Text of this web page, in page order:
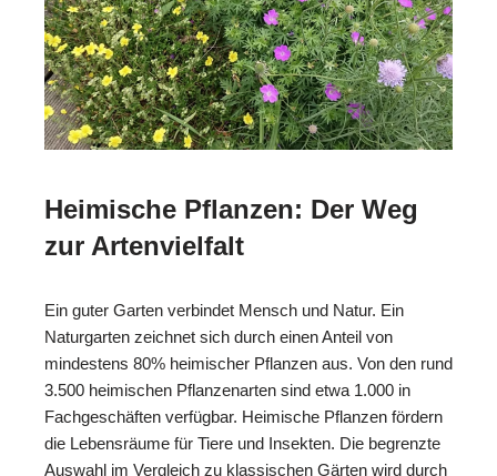
Heimische Pflanzen: Der Weg
zur Artenvielfalt
Ein guter Garten verbindet Mensch und Natur. Ein
Naturgarten zeichnet sich durch einen Anteil von
mindestens 80% heimischer Pflanzen aus. Von den rund
3.500 heimischen Pflanzenarten sind etwa 1.000 in
Fachgeschäften verfügbar. Heimische Pflanzen fördern
die Lebensräume für Tiere und Insekten. Die begrenzte
Auswahl im Vergleich zu klassischen Gärten wird durch